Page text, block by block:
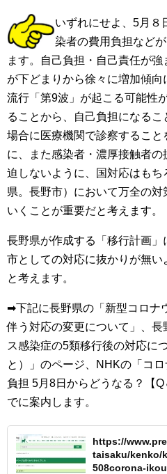
いずれにせよ、5月８
染者の費用負担など
ます。自己負担・自己責任が
が下どまりから徐々に増加傾
流行「第9波」が起こる可能性
ることから、自己負担になる
場合に医療機関で診察すること
に、また感染者・濃厚接触者
迫しないように、国対応はも
県。長野市）において万全の
いくことが重要だと考えます。
長野県が作成する「移行計画
市としての対応に抜かりが無
と考えます。
➡下記に長野県の「新型コロナ
伴う対応の変更について」、
ス感染症の5類移行後の対応に
と）」のページ、NHKの「コ
負担 5月8日からどうなる？【
でに案内します。
https://
taisaku/kenko/
508corona-